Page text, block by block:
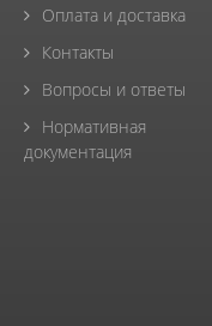
Оплата и доставка
Контакты
Вопросы и ответы
Нормативная
документация